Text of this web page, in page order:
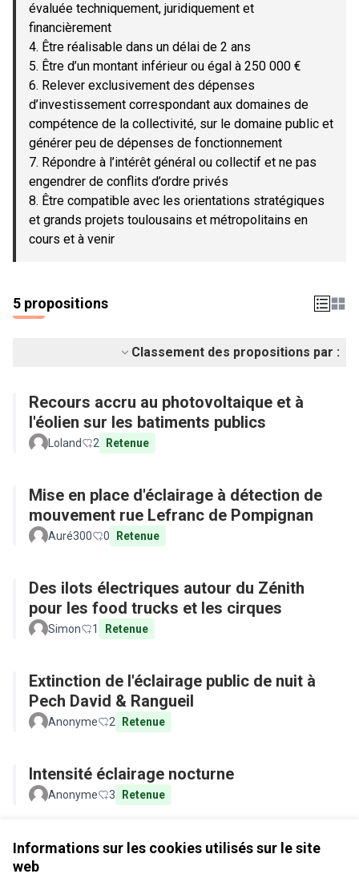
Informations sur les cookies utilisés sur le site
web
évaluée techniquement, juridiquement et
financièrement
4. Être réalisable dans un délai de 2 ans
5. Être d’un montant inférieur ou égal à 250 000 €
6. Relever exclusivement des dépenses
d’investissement correspondant aux domaines de
compétence de la collectivité, sur le domaine public et
générer peu de dépenses de fonctionnement
7. Répondre à l’intérêt général ou collectif et ne pas
engendrer de conflits d’ordre privés
8. Être compatible avec les orientations stratégiques
et grands projets toulousains et métropolitains en
cours et à venir
5 propositions
Classement des propositions par :
Recours accru au photovoltaique et à
l'éolien sur les batiments publics
Loland 2 Retenue
Mise en place d'éclairage à détection de
mouvement rue Lefranc de Pompignan
Auré300 0 Retenue
Des ilots électriques autour du Zénith
pour les food trucks et les cirques
Simon 1 Retenue
Extinction de l'éclairage public de nuit à
Pech David & Rangueil
Anonyme 2 Retenue
Intensité éclairage nocturne
Anonyme 3 Retenue